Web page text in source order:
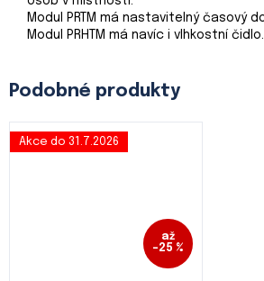
Modul PRTM má nastavitelný časový
Modul PRHTM má navíc i vlhkostní čidlo.
Akce do 31.7.2026
až
–25 %